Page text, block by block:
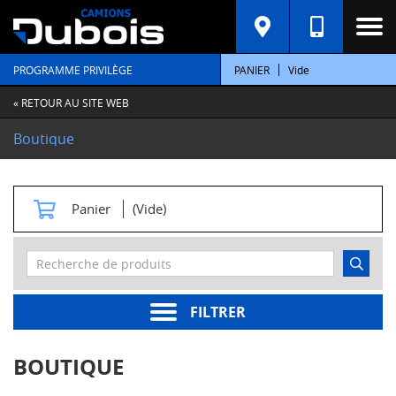
PROGRAMME PRIVILÈGE PANIER Vide
« RETOUR AU SITE WEB
Boutique
Panier (Vide)
FILTRER
C
A
T
É
G
O
R
E
S
t
e
r
moteur
BOUTIQUE